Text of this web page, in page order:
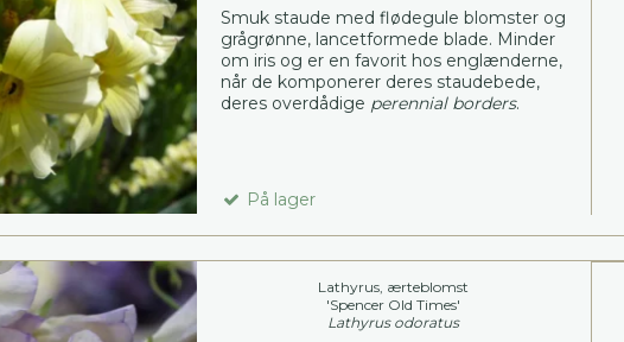
Smuk staude med flødegule blomster og
grågrønne, lancetformede blade. Minder
om iris og er en favorit hos englænderne,
når de komponerer deres staudebede,
deres overdådige perennial borders.
På lager
Lathyrus, ærteblomst
'Spencer Old Times'
Lathyrus odoratus